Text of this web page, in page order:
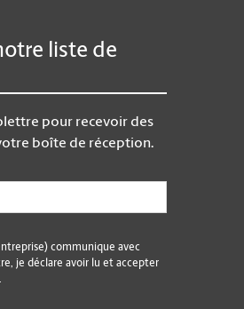
liste de
pour recevoir des
boîte de réception.
communique avec
je déclare avoir lu et accepter